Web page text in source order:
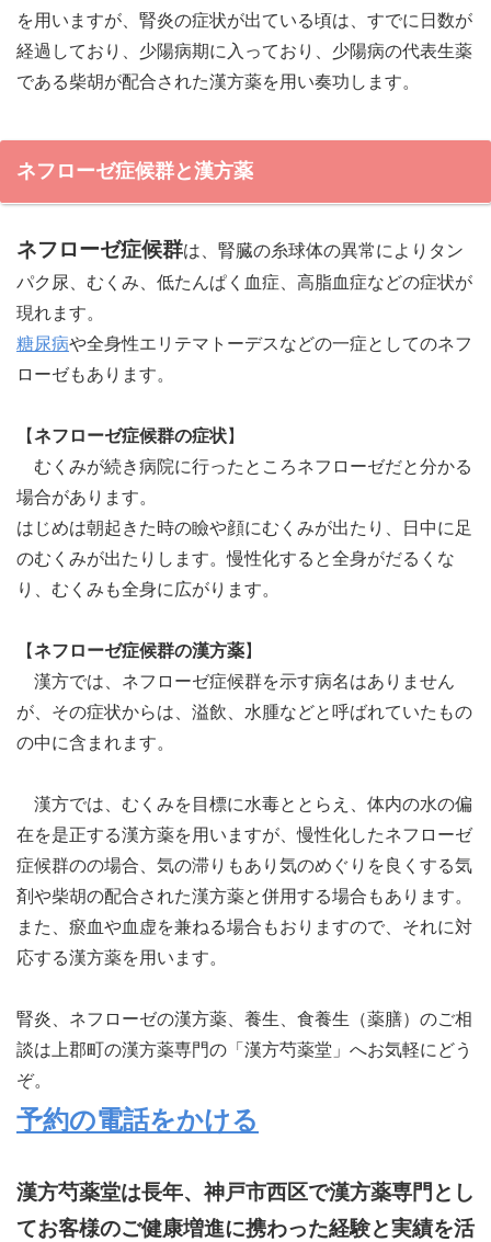
を用いますが、腎炎の症状が出ている頃は、すでに日数が
経過しており、少陽病期に入っており、少陽病の代表生薬
である柴胡が配合された漢方薬を用い奏功します。
ネフローゼ症候群と漢方薬
ネフローゼ症候群は、腎臓の糸球体の異常によりタン
パク尿、むくみ、低たんぱく血症、高脂血症などの症状が
現れます。
糖尿病や全身性エリテマトーデスなどの一症としてのネフ
ローゼもあります。
【ネフローゼ症候群の症状】
むくみが続き病院に行ったところネフローゼだと分かる
場合があります。
はじめは朝起きた時の瞼や顔にむくみが出たり、日中に足
のむくみが出たりします。慢性化すると全身がだるくな
り、むくみも全身に広がります。
【ネフローゼ症候群の漢方薬】
漢方では、ネフローゼ症候群を示す病名はありません
が、その症状からは、溢飲、水腫などと呼ばれていたもの
の中に含まれます。
漢方では、むくみを目標に水毒ととらえ、体内の水の偏
在を是正する漢方薬を用いますが、慢性化したネフローゼ
症候群のの場合、気の滞りもあり気のめぐりを良くする気
剤や柴胡の配合された漢方薬と併用する場合もあります。
また、瘀血や血虚を兼ねる場合もおりますので、それに対
応する漢方薬を用います。
腎炎、ネフローゼの漢方薬、養生、食養生（薬膳）のご相
談は上郡町の漢方薬専門の「漢方芍薬堂」へお気軽にどう
ぞ。
予約の電話をかける
漢方芍薬堂は長年、神戸市西区で漢方薬専門とし
てお客様のご健康増進に携わった経験と実績を活